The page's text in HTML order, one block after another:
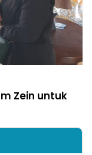
Zein untuk